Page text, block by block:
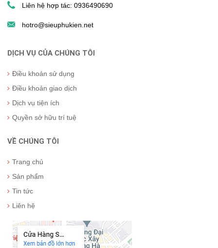
Liên hệ hợp tác: 0936490690
hotro@sieuphukien.net
DỊCH VỤ CỦA CHÚNG TÔI
Điều khoản sử dụng
Điều khoản giao dịch
Dịch vụ tiện ích
Quyền sở hữu trí tuệ
VỀ CHÚNG TÔI
Trang chủ
Sản phẩm
Tin tức
Liên hệ